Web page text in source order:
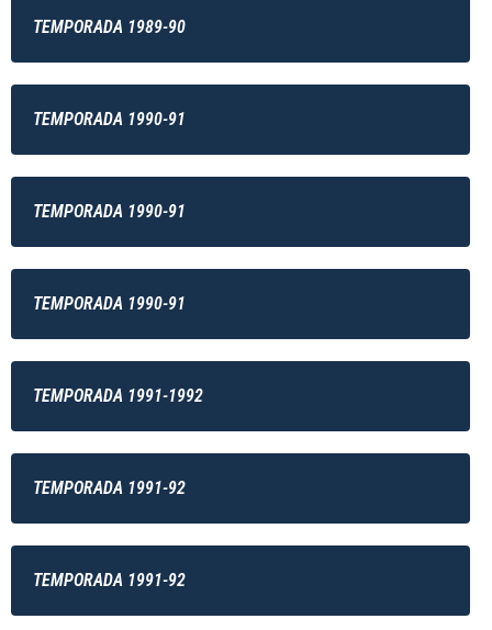
TEMPORADA 1989-90
TEMPORADA 1990-91
TEMPORADA 1990-91
TEMPORADA 1990-91
TEMPORADA 1991-1992
TEMPORADA 1991-92
TEMPORADA 1991-92